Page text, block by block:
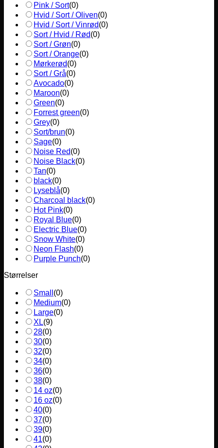
Pink / Sort(0)
Hvid / Sort / Oliven(0)
Hvid / Sort / Vinrød(0)
Sort / Hvid / Rød(0)
Sort / Grøn(0)
Sort / Orange(0)
Mørkerød(0)
Sort / Grå(0)
Avocado(0)
Maroon(0)
Green(0)
Forrest green(0)
Grey(0)
Sort/brun(0)
Sage(0)
Noise Red(0)
Noise Black(0)
Tan(0)
black(0)
Lyseblå(0)
Charcoal black(0)
Hot Pink(0)
Royal Blue(0)
Electric Blue(0)
Snow White(0)
Neon Flash(0)
Purple Punch(0)
Størrelser
Small (0)
Medium(0)
Large(0)
XL(9)
28(0)
30(0)
32(0)
34(0)
36(0)
38(0)
14 oz(0)
16 oz(0)
40(0)
37(0)
39(0)
41(0)